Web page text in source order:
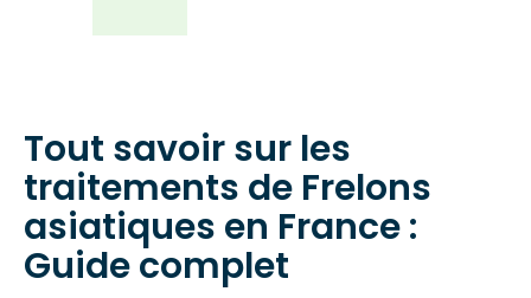
Tout savoir sur les
traitements de Frelons
asiatiques en France :
Guide complet